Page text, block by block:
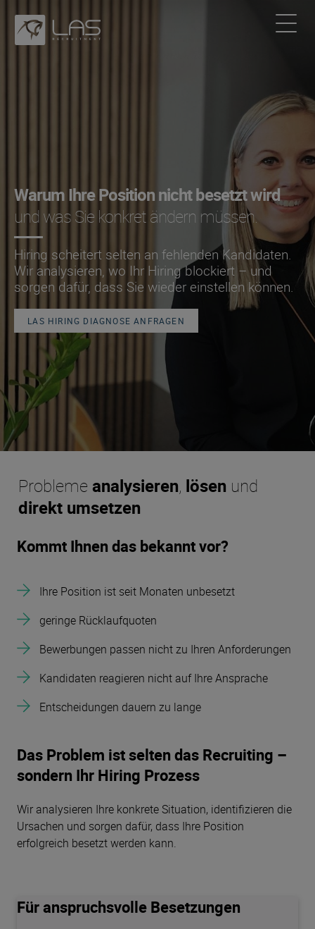
Warum Ihre Position nicht besetzt wird
und was Sie konkret ändern müssen.
Hiring scheitert selten an fehlenden Kandidaten.
Wir analysieren, wo Ihr Hiring blockiert – und
sorgen dafür, dass Sie wieder einstellen können.
LAS HIRING DIAGNOSE ANFRAGEN
Probleme analysieren, lösen und
direkt umsetzen
Kommt Ihnen das bekannt vor?
Ihre Position ist seit Monaten unbesetzt
geringe Rücklaufquoten
Bewerbungen passen nicht zu Ihren Anforderungen
Kandidaten reagieren nicht auf Ihre Ansprache
Entscheidungen dauern zu lange
Das Problem ist selten das Recruiting –
sondern Ihr Hiring Prozess
Wir analysieren Ihre konkrete Situation, identifizieren die
Ursachen und sorgen dafür, dass Ihre Position
erfolgreich besetzt werden kann.
Für anspruchsvolle Besetzungen